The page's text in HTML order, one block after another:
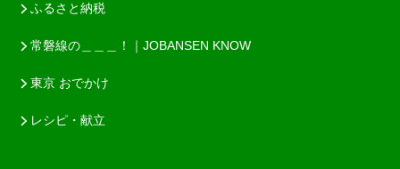
ふるさと納税
常磐線の＿＿＿！｜JOBANSEN KNOW
東京 おでかけ
レシピ・献立